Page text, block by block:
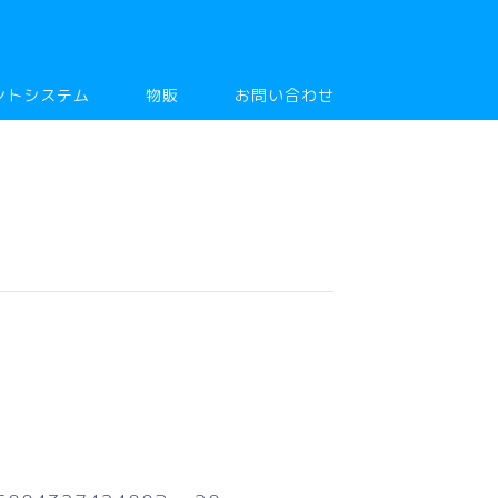
トシステム 物販 お問い合わせ